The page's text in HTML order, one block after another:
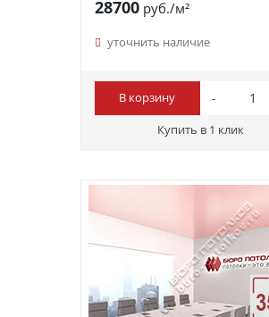
28700руб./м²
уточнить наличие
В корзину
Купить в 1 клик